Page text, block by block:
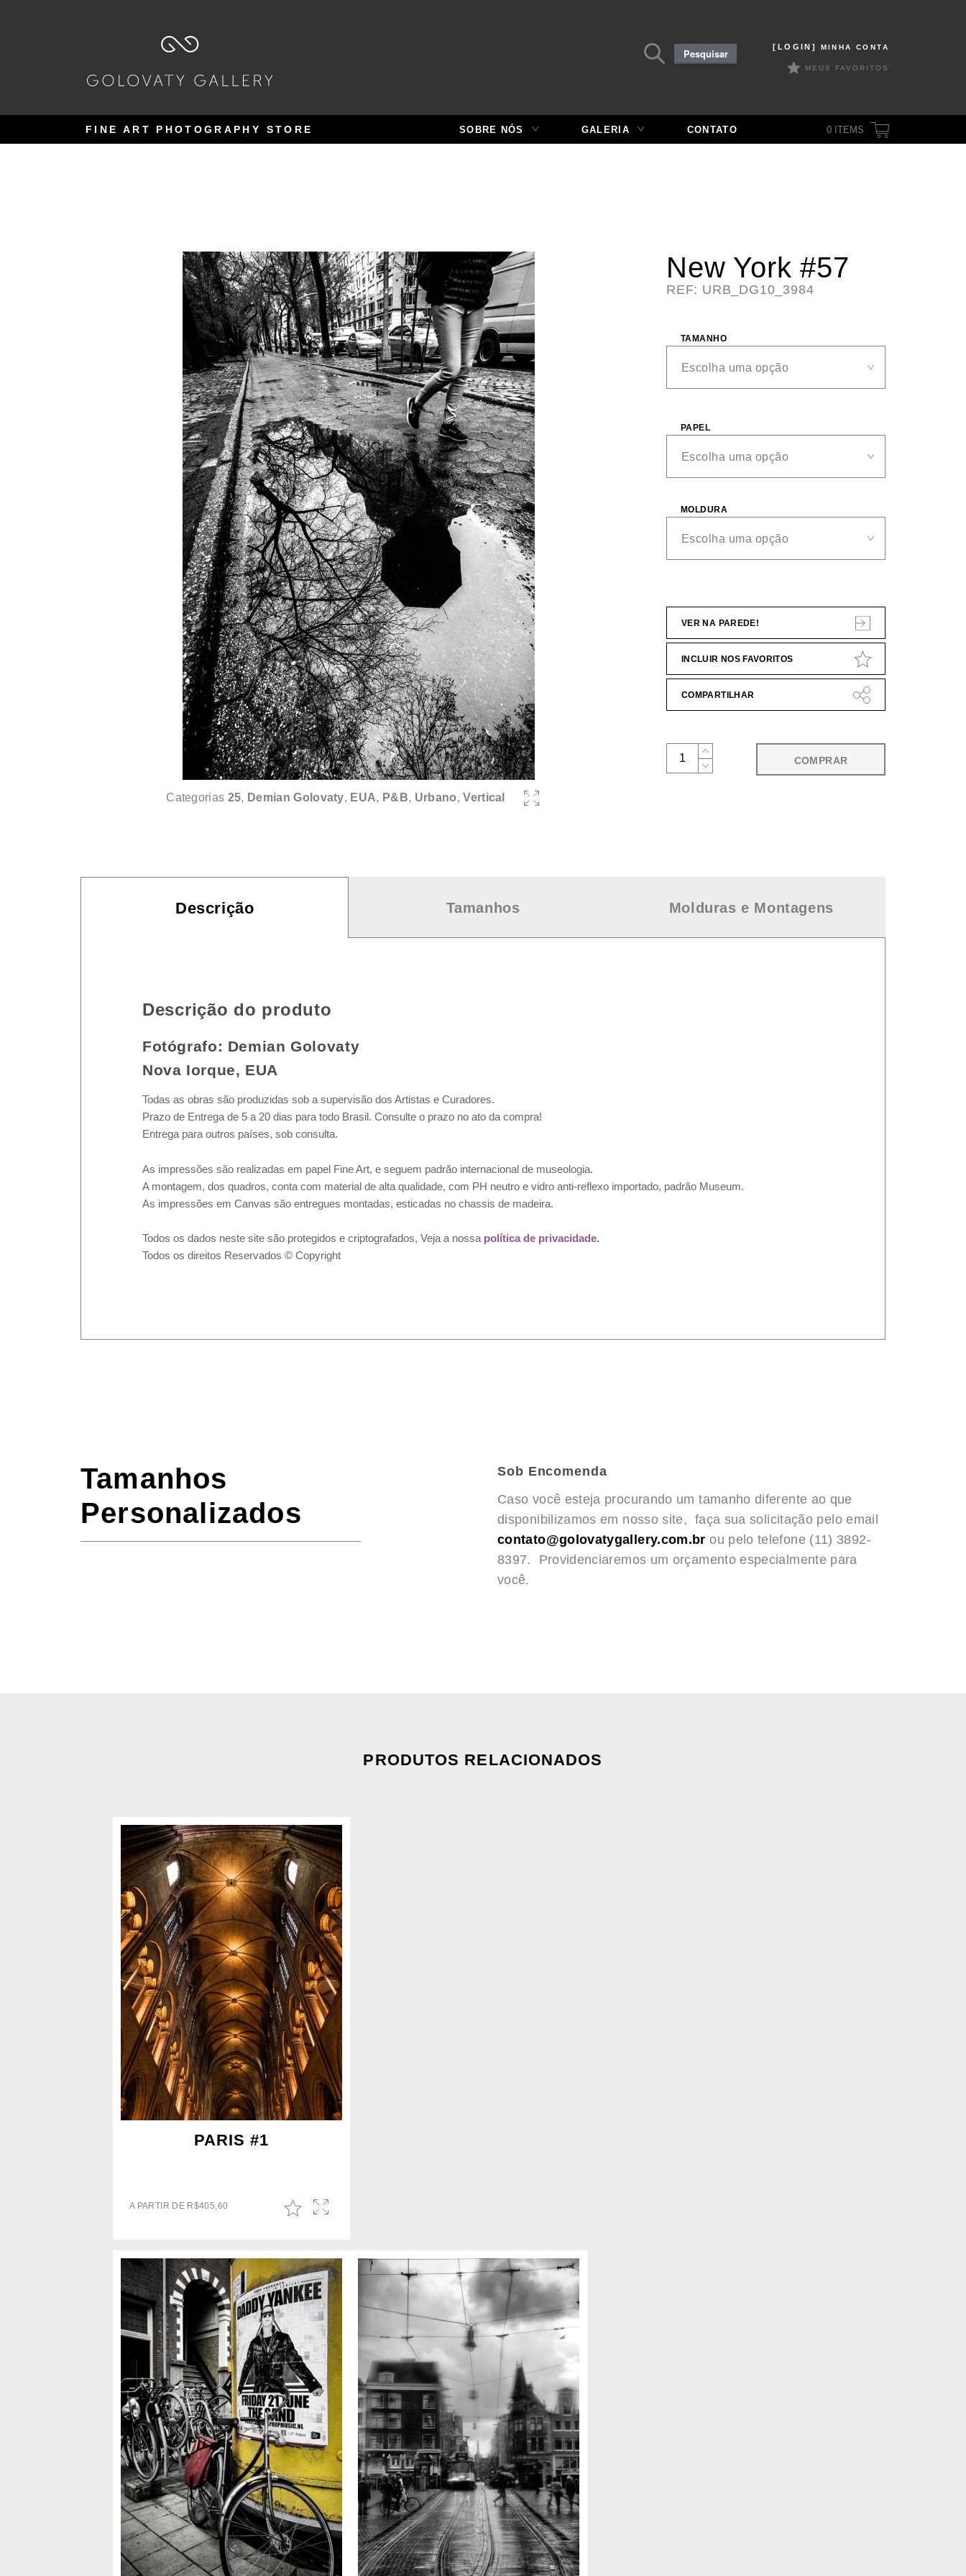
navegação
[LOGIN] MINHA CONTA
MEUS FAVORITOS
Pesquisar
por:Pesquisar
FINE ART PHOTOGRAPHY STORE SOBRE NÓS GALERIA CONTATO 0 ITEMS
Categorias 25, Demian Golovaty, EUA, P&B, Urbano,Vertical
New York #57
REF: URB_DG10_3984
TAMANHO
PAPEL
MOLDURA
VER NA PAREDE!
INCLUIR NOS FAVORITOS
COMPARTILHAR
COMPRAR
Descrição Tamanhos Molduras e Montagens
Descrição do produto
Fotógrafo: Demian Golovaty
Nova Iorque, EUA
Todas as obras são produzidas sob a supervisão dos Artistas e Curadores.
Prazo de Entrega de 5 a 20 dias para todo Brasil. Consulte o prazo no ato da compra!
Entrega para outros países, sob consulta.
As impressões são realizadas em papel Fine Art, e seguem padrão internacional de museologia.
A montagem, dos quadros, conta com material de alta qualidade, com PH neutro e vidro anti-reflexo importado, padrão Museum.
As impressões em Canvas são entregues montadas, esticadas no chassis de madeira.
Todos os dados neste site são protegidos e criptografados, Veja a nossa política de privacidade.
Todos os direitos Reservados © Copyright
Tamanhos
Personalizados
Sob Encomenda
Caso você esteja procurando um tamanho diferente ao que
disponibilizamos em nosso site, faça sua solicitação pelo email
contato@golovatygallery.com.br ou pelo telefone (11) 3892-
8397. Providenciaremos um orçamento especialmente para
você.
PRODUTOS RELACIONADOS
PARIS #1
A PARTIR DE R$405,60